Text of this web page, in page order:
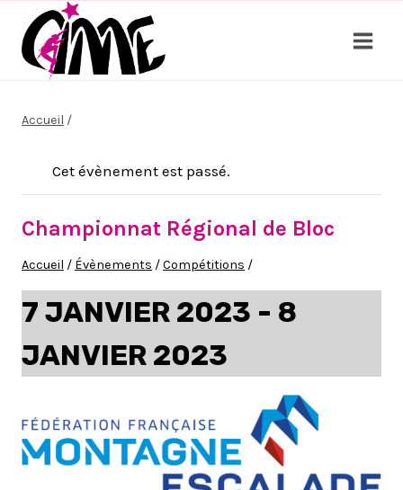
contenu
Accueil /
Cet évènement est passé.
Championnat Régional de Bloc
Accueil / Évènements /Compétitions /
7 JANVIER 2023 - 8
JANVIER 2023